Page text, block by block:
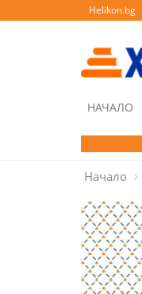
Helikon.bg
НАЧАЛО
Начало